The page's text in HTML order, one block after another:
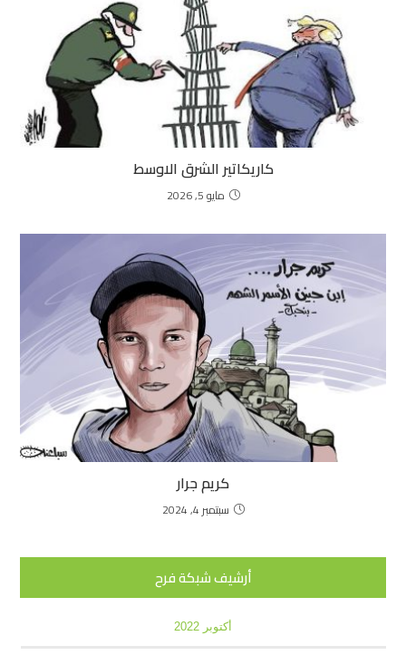
كاريكاتير الشرق الاوسط
مايو 5, 2026
كريم جرار
سبتمبر 4, 2024
أرشيف شبكة فرح
أكتوبر 2022